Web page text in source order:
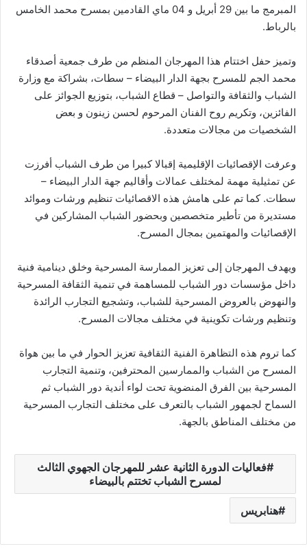
المبرمج ما بين 29 أبريل و 04 ماي القادمين بمسرح محمد الخامس
بالرباط.
وتميز حفل اختتام هذا المهرجان المنظم من طرف جمعية أصدقاء
محمد الجم للمسرح بجهة الدار البيضاء – سطات، بشراكة مع وزارة
الشباب والثقافة والتواصل – قطاع الشباب، بتوزيع الجوائز على
الفائزين، وتكريم روح الفنان المرحوم لحسن زينون و بعض
الشخصيات من مجالات متعددة.
وعرفت الإقصائيات الإقليمية إقبالا كبيرا من طرف الشباب أفرزت
عن تمثيلية مهمة لمختلف عمالات وأقاليم جهة الدار البيضاء –
سطات. كما تم على هامش هذه الاقصائيات تنظيم ورشات وموائد
مستديرة من تأطير متخصصين وبحضور الشباب المشاركين في
الإقصائيات والمهتمين بمجال المسرح.
ويهدف المهرجان إلى تعزيز الممارسة المسرحية وخلق دينامية فنية
داخل مؤسسات دور الشباب للمساهمة في تنمية الثقافة المسرحية
والنهوض بالعروض المسرحية للشباب، وتشجيع التجارب الرائدة
وتنظيم ورشات تكوينية في مختلف مجالات المسرح.
كما تروم هذه التظاهرة الفنية الثقافية تعزيز الحوار في ما بين هواة
المسرح من الشباب والممارسين المحترفين، وتنمية التجارب
المسرحية بين الفرق المنضوية تحت لواء أندية دور الشباب ثم
السماح لجمهور الشباب بالتعرف على مختلف التجارب المسرحية
من مختلف المناطق بالجهة.
فعاليات الدورة الثانية عشر للمهرجان الجهوي الثالث
لمسرح الشباب تختتم بالبيضاء
هنابريس